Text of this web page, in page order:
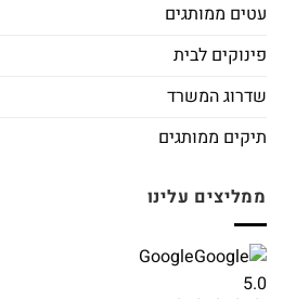
עטים ממותגים
פינוקים לבית
שדרוג המשרד
תיקים ממותגים
ממליצים עלינו
Google
5.0